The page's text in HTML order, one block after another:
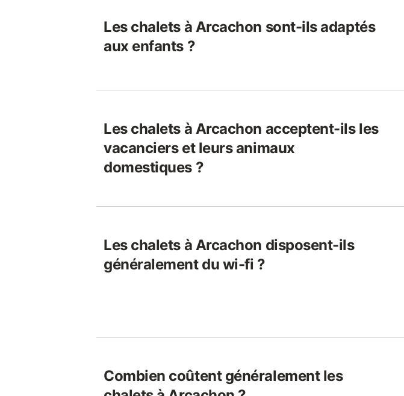
Les chalets à Arcachon sont-ils adaptés
aux enfants ?
Les chalets à Arcachon acceptent-ils les
vacanciers et leurs animaux
domestiques ?
Les chalets à Arcachon disposent-ils
généralement du wi-fi ?
Combien coûtent généralement les